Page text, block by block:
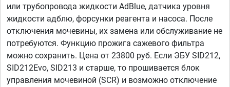
или трубопровода жидкости AdBlue, датчика уровня
жидкости адблю, форсунки реагента и насоса. После
отключения мочевины, их замена или обслуживание не
потребуются. Функцию прожига сажевого фильтра
можно сохранить. Цена от 23800 руб. Если ЭБУ SID212,
SID212Evo, SID213 и старше, то прошивается блок
управления мочевиной (SCR) и возможно отключение